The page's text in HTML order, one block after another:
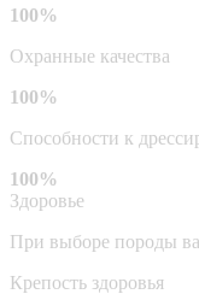
100%
Охранные качества
100%
Способности к
100%
Здоровье
При выборе породы
Крепость здоровья